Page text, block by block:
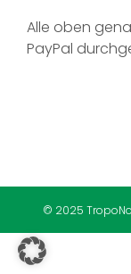
Alle oben
PayPal
© 2025